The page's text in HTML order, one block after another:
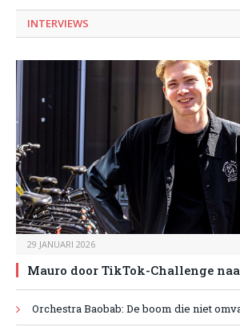
INTERVIEWS
29 JANUARI 2026
Mauro door TikTok-Challenge
Orchestra Baobab: De boom die niet